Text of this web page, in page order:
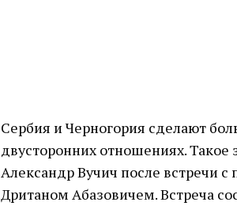
Сербия и Черногория сделают
двусторонних отношениях.
Александр Вучич после встречи
Дританом Абазовичем. Встреча